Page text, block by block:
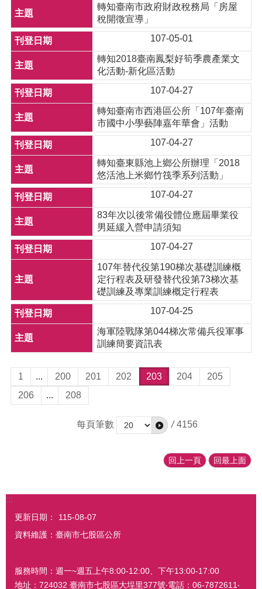
轉知臺南市政府財政稅務局「房屋
稅開徵宣導」
107-05-01
轉知2018臺南鳳梨好筍季農產業文
化活動-新化區活動
107-04-27
轉知臺南市西港區公所「107年臺南
市國中小學藝陣嘉年華會」活動
107-04-27
轉知臺東縣池上鄉公所辦理「2018
悠活池上米鄉竹筏季系列活動」
107-04-27
83年次以後常備役體位應屆畢業役
男延緩入營申請須知
107-04-27
107年替代役第190梯次基礎訓練概
定行程表及研發替代役第73梯次基
礎訓練及專業訓練概定行程表
107-04-25
海軍陸戰隊第044梯次常備兵役軍事
訓練簡要資訊表
1 ... 200 201 202 203 204
205
206
... 208
每頁筆數 / 4156
回上一頁 回最上面
:::
更新日期：
115-08-07
資料維護：臺南市七股區公所
服務時間：週一~週五上午8:00-12:00、下午13:00-17:00
地址：724032 臺南市七股區大埕里377號‧電話：06-7872611‧